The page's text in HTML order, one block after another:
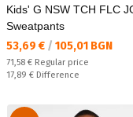
Kids' G NSW TCH FLC
Sweatpants
Текуща цена:
53,69 € / 105,01 BGN
Regular price:
71,58 € Regular price
Спестявате:
17,89 € Difference